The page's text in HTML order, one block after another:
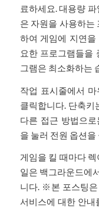
료하세요. 대용량
은 자원을 사용하는
하여 게임에 지연
요한 프로그램들을
그램은 최소화하는
작업 표시줄에서
클릭합니다. 단축
다른 접근 방법으
을 눌러 전원 옵션을
게임을 킬 때마다
일은 백그라운드에
니다. ※본 포스팅은
서비스에 대한 안내